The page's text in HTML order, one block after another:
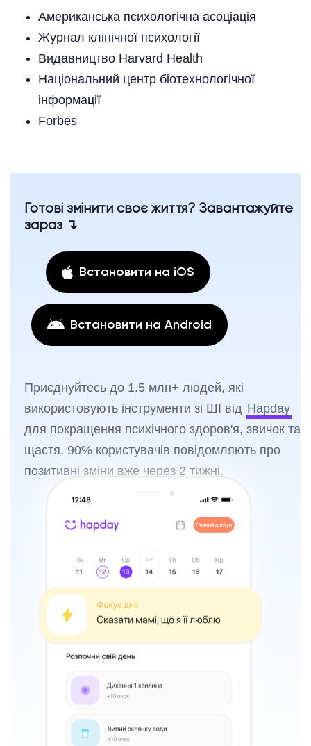
Американська психологічна асоціація
Журнал клінічної психології
Видавництво Harvard Health
Національний центр біотехнологічної
інформації
Forbes
Готові змінити своє життя? Завантажуйте
зараз ↴
Встановити на iOS
Встановити на Android
Приєднуйтесь до 1.5 млн+ людей, які
використовують інструменти зі ШІ від Hapday
для покращення психічного здоров'я, звичок та
щастя. 90% користувачів повідомляють про
позитивні зміни вже через 2 тижні.